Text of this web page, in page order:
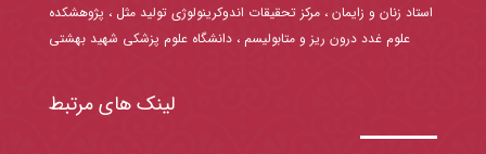
استاد زنان و زایمان ، مرکز تحقیقات اندوکرینولوژی تولید مثل ، پژوهشکده
علوم غدد درون ریز و متابولیسم ، دانشگاه علوم پزشکی شهید بهشتی
لینک های مرتبط